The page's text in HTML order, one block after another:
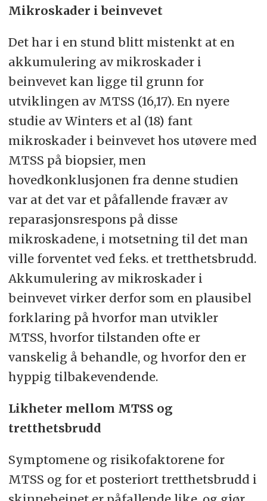
Mikroskader i beinvevet
Det har i en stund blitt mistenkt at en
akkumulering av mikroskader i
beinvevet kan ligge til grunn for
utviklingen av MTSS (16,17). En nyere
studie av Winters et al (18) fant
mikroskader i beinvevet hos utøvere med
MTSS på biopsier, men
hovedkonklusjonen fra denne studien
var at det var et påfallende fravær av
reparasjonsrespons på disse
mikroskadene, i motsetning til det man
ville forventet ved f.eks. et tretthetsbrudd.
Akkumulering av mikroskader i
beinvevet virker derfor som en plausibel
forklaring på hvorfor man utvikler
MTSS, hvorfor tilstanden ofte er
vanskelig å behandle, og hvorfor den er
hyppig tilbakevendende.
Likheter mellom MTSS og
tretthetsbrudd
Symptomene og risikofaktorene for
MTSS og for et posteriort tretthetsbrudd i